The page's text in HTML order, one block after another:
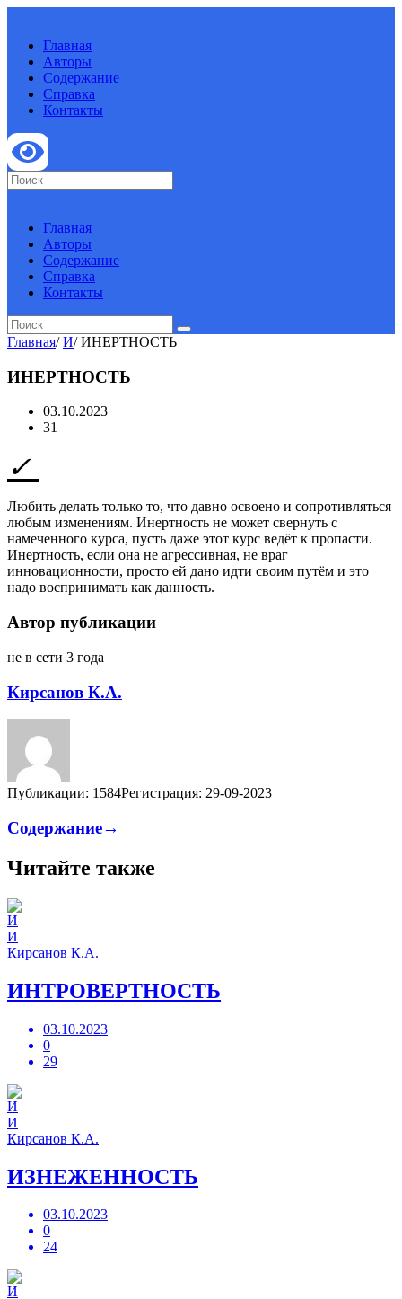
Главная
Авторы
Содержание
Справка
Контакты
Главная
Авторы
Содержание
Справка
Контакты
Главная/ И/ ИНЕРТНОСТЬ
ИНЕРТНОСТЬ
03.10.2023
31
Любить делать только то, что давно освоено и сопротивляться
любым изменениям. Инертность не может свернуть с
намеченного курса, пусть даже этот курс ведёт к пропасти.
Инертность, если она не агрессивная, не враг
инновационности, просто ей дано идти своим путём и это
надо воспринимать как данность.
Автор публикации
не в сети 3 года
Кирсанов К.А.
Публикации: 1584Регистрация: 29-09-2023
Содержание→
Читайте также
И
Кирсанов К.А.
ИНТРОВЕРТНОСТЬ
03.10.2023
0
29
И
Кирсанов К.А.
ИЗНЕЖЕННОСТЬ
03.10.2023
0
24